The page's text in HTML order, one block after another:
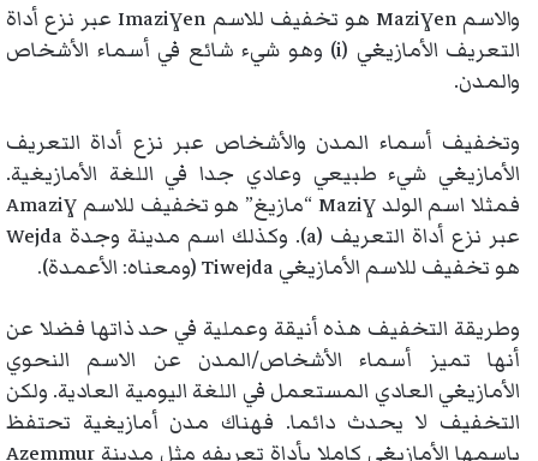
والاسم Maziɣen هو تخفيف للاسم Imaziɣen عبر نزع أداة
التعريف الأمازيغي (i) وهو شيء شائع في أسماء الأشخاص
والمدن.
وتخفيف أسماء المدن والأشخاص عبر نزع أداة التعريف
الأمازيغي شيء طبيعي وعادي جدا في اللغة الأمازيغية.
فمثلا اسم الولد Maziɣ “مازيغ” هو تخفيف للاسم Amaziɣ
عبر نزع أداة التعريف (a). وكذلك اسم مدينة وجدة Wejda
هو تخفيف للاسم الأمازيغي Tiwejda (ومعناه: الأعمدة).
وطريقة التخفيف هذه أنيقة وعملية في حد ذاتها فضلا عن
أنها تميز أسماء الأشخاص/المدن عن الاسم النحوي
الأمازيغي العادي المستعمل في اللغة اليومية العادية. ولكن
التخفيف لا يحدث دائما. فهناك مدن أمازيغية تحتفظ
باسمها الأمازيغي كاملا بأداة تعريفه مثل مدينة Azemmur